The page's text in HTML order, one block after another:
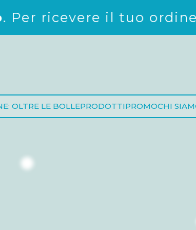
tuo ordine prima della
OLTRE LE BOLLEPRODOTTIPROMOCHI